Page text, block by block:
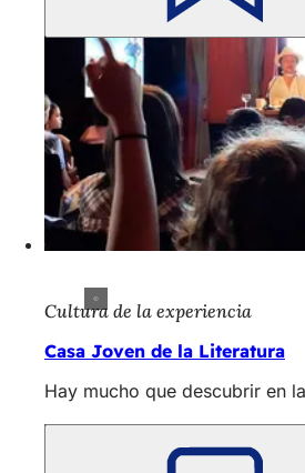
Cultura de la experiencia
Casa Joven de la Literatura
Hay mucho que descubrir en